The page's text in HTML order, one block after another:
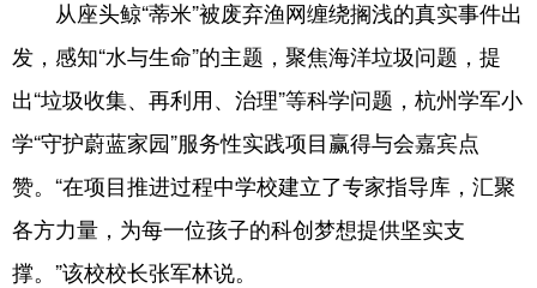
从座头鲸“蒂米”被废弃渔网缠绕搁浅的真实事件出
发，感知“水与生命”的主题，聚焦海洋垃圾问题，提
出“垃圾收集、再利用、治理”等科学问题，杭州学军小
学“守护蔚蓝家园”服务性实践项目赢得与会嘉宾点
赞。“在项目推进过程中学校建立了专家指导库，汇聚
各方力量，为每一位孩子的科创梦想提供坚实支
撑。”该校校长张军林说。